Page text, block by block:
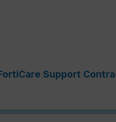
Support